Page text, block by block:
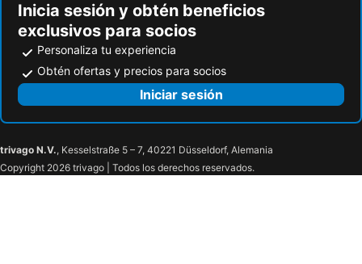
Inicia sesión y obtén beneficios
exclusivos para socios
Personaliza tu experiencia
Obtén ofertas y precios para socios
Iniciar sesión
trivago N.V., Kesselstraße 5 – 7, 40221 Düsseldorf, Alemania
Copyright 2026 trivago | Todos los derechos reservados.